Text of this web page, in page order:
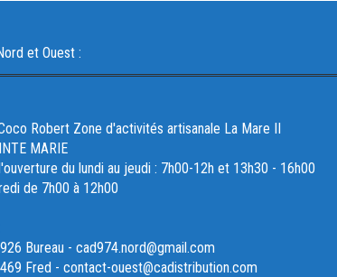
et Ouest :
Robert Zone d'activités artisanale La Mare II
MARIE
du lundi au jeudi : 7h00-12h et 13h30 - 16h00
de 7h00 à 12h00
Bureau - cad974.nord@gmail.com
Fred - contact-ouest@cadistribution.com